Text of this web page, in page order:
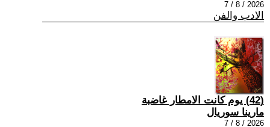
2026 / 8 / 7
الادب والفن
(42) يوم كانت الامطار غاضبة
مارينا سوريال
2026 / 8 / 7